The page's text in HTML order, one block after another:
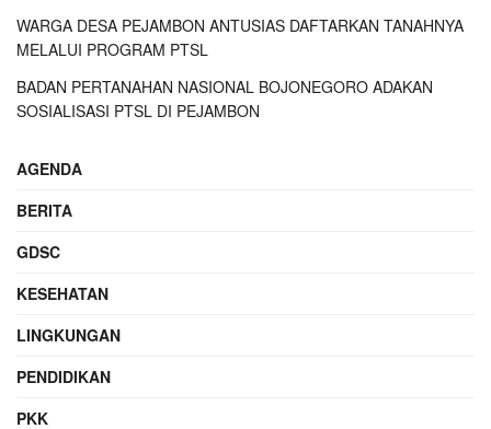
WARGA DESA PEJAMBON ANTUSIAS DAFTARKAN TANAHNYA
MELALUI PROGRAM PTSL
BADAN PERTANAHAN NASIONAL BOJONEGORO ADAKAN
SOSIALISASI PTSL DI PEJAMBON
AGENDA
BERITA
GDSC
KESEHATAN
LINGKUNGAN
PENDIDIKAN
PKK